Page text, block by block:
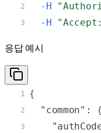
2 -H
3 -H
응답 예시
1 {
2 "common" : {
3